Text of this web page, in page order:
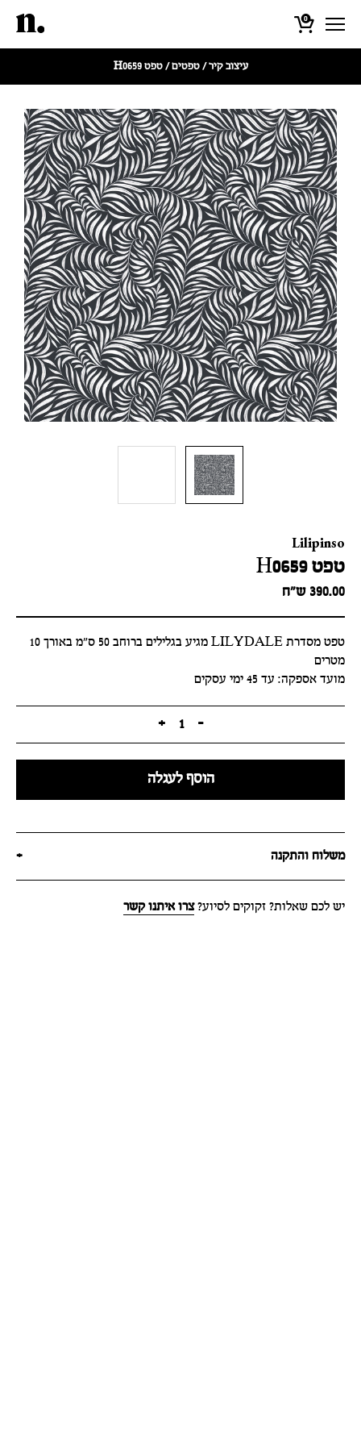
0
עיצוב קיר/טפטים/ טפט H0659
Lilipinso
טפט H0659
390.00 ש״ח
טפט מסדרת LILYDALE מגיע בגלילים ברוחב 50 ס"מ באורך 10
מטרים
מועד אספקה: עד 45 ימי עסקים
-
1
+
הוסף לעגלה
משלוח והתקנה +
יש לכם שאלות? זקוקים לסיוע?צרו איתנו קשר